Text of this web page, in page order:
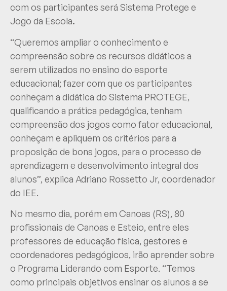
com os participantes será Sistema Protege e
Jogo da Escola.
“Queremos ampliar o conhecimento e
compreensão sobre os recursos didáticos a
serem utilizados no ensino do esporte
educacional; fazer com que os participantes
conheçam a didática do Sistema PROTEGE,
qualificando a prática pedagógica, tenham
compreensão dos jogos como fator educacional,
conheçam e apliquem os critérios para a
proposição de bons jogos, para o processo de
aprendizagem e desenvolvimento integral dos
alunos”, explica Adriano Rossetto Jr, coordenador
do IEE.
No mesmo dia, porém em Canoas (RS), 80
profissionais de Canoas e Esteio, entre eles
professores de educação física, gestores e
coordenadores pedagógicos, irão aprender sobre
o Programa Liderando com Esporte. “Temos
como principais objetivos ensinar os alunos a se